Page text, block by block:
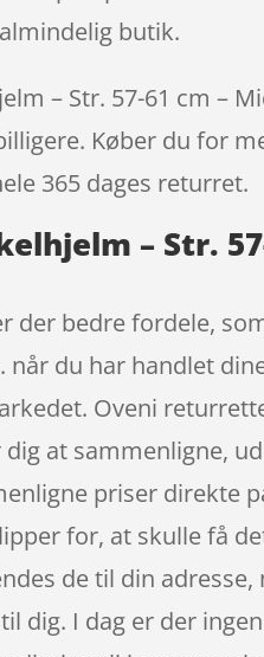
butik.
– Str. 57-61 cm –
Køber du for
365 dages returret.
– Str.
der bedre fordele,
når du har handlet
Oveni
at sammenligne,
priser direkte
for, at skulle få
de til din
dig. I dag er der